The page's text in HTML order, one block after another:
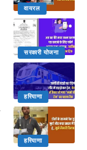
वायरल
सरकारी योजना
हरियाणा
हरियाणा